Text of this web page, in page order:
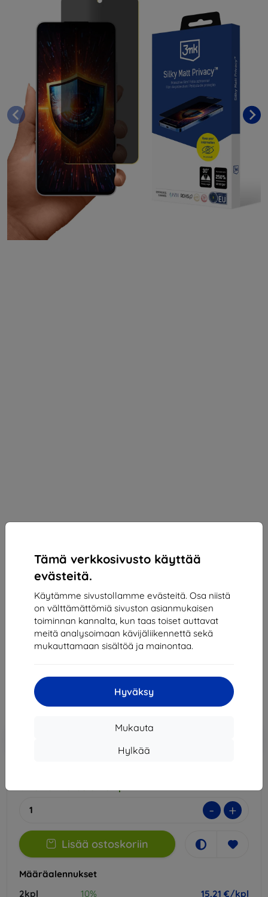
Tämä verkkosivusto käyttää
evästeitä.
Käytämme sivustollamme evästeitä. Osa niistä
on välttämättömiä sivuston asianmukaisen
toiminnan kannalta, kun taas toiset auttavat
meitä analysoimaan kävijäliikennettä sekä
mukauttamaan sisältöä ja mainontaa.
Hyväksy
Mukauta
Hylkää
3mk Silky Matt Privacy Protective film for Oppo
Reno 13F 4G/5G
Oppo Reno 13F
15,21 €
Hinta ilman ALV:tä
Alennus kupongilla
- +
Lisää ostoskoriin
Määräalennukset
2kpl
10% 15,21 €/kpl